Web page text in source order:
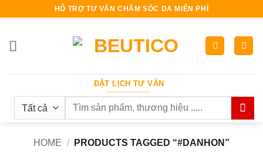
dung
HỖ TRỢ TƯ VẤN CHĂM SÓC DA MIỄN PHÍ
ĐẶT LỊCH TƯ VẤN
Search
HOME / PRODUCTS TAGGED “#DANHON”